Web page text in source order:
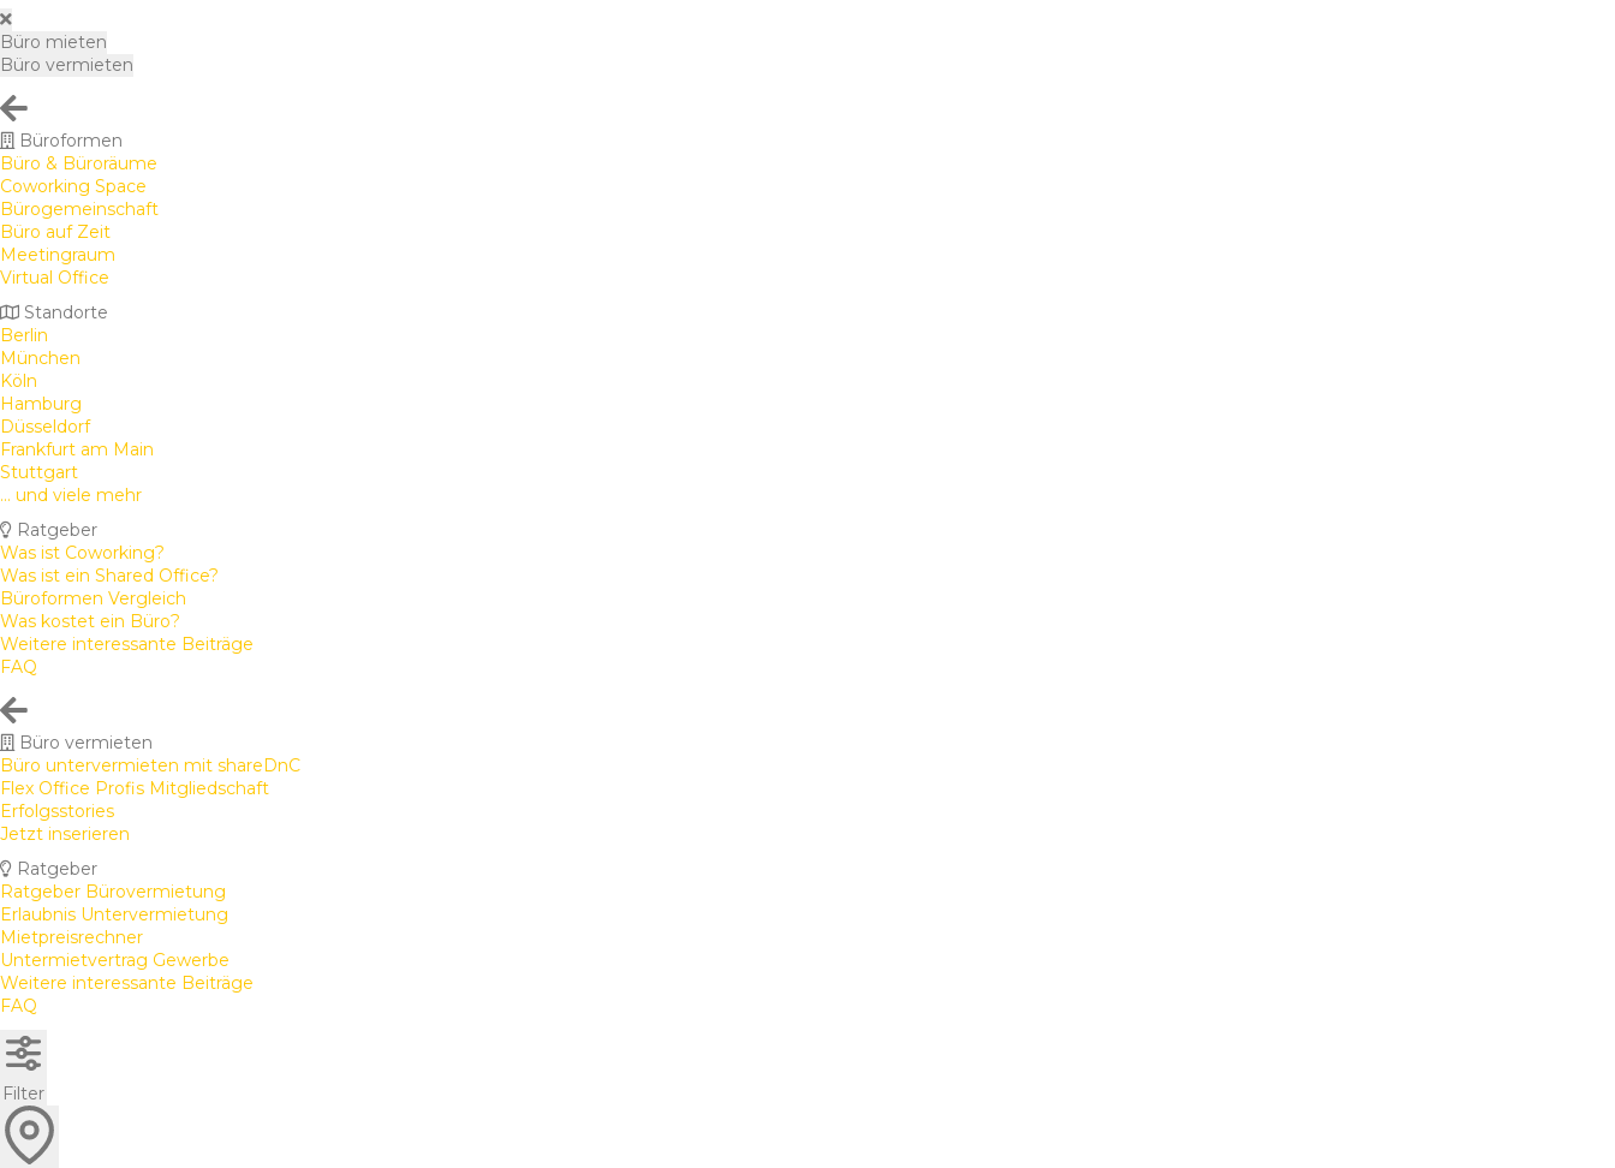
Büro mieten
Büro vermieten
Büroformen
Büro & Büroräume
Coworking Space
Bürogemeinschaft
Büro auf Zeit
Meetingraum
Virtual Office
Standorte
Berlin
München
Köln
Hamburg
Düsseldorf
Frankfurt am Main
Stuttgart
... und viele mehr
Ratgeber
Was ist Coworking?
Was ist ein Shared Office?
Büroformen Vergleich
Was kostet ein Büro?
Weitere interessante Beiträge
FAQ
Büro vermieten
Büro untervermieten mit shareDnC
Flex Office Profis Mitgliedschaft
Erfolgsstories
Jetzt inserieren
Ratgeber
Ratgeber Bürovermietung
Erlaubnis Untervermietung
Mietpreisrechner
Untermietvertrag Gewerbe
Weitere interessante Beiträge
FAQ
Filter